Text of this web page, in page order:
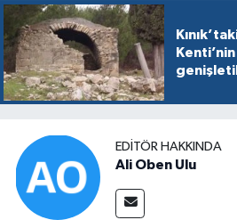
EDITÖR HAKKINDA
Ali Oben Ulu